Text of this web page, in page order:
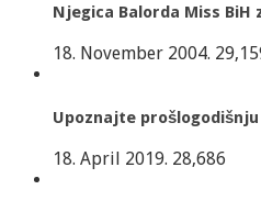
Njegica Balorda Miss BiH
18. November 2004.
Upoznajte
18. April 2019. 28,686